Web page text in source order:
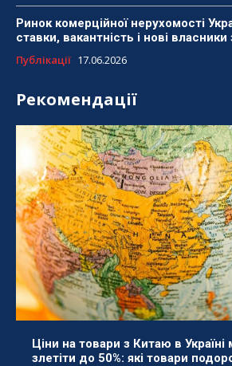
Ринок комерційної нерухомості
ставки, вакантність і нові
Публікації 17.06.2026
Рекомендації
Ціни на товари з Китаю в Україні
злетіти до 50%: які товари